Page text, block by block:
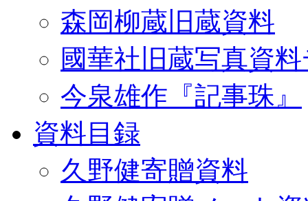
森岡柳蔵旧蔵資料
國華社旧蔵写真資
今泉雄作『記事珠』
資料目録
久野健寄贈資料